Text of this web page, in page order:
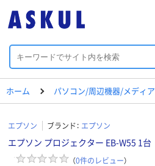
ホーム パソコン/周辺機器/メディア
エプソン ブランド： エプソン
エプソン プロジェクター EB-W55 1台
（0件のレビュー）